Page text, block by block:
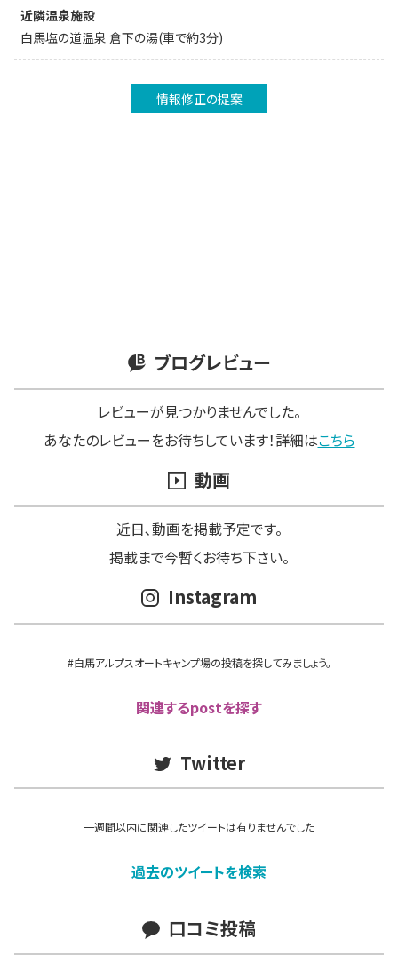
近隣温泉施設
白馬塩の道温泉 倉下の湯(車で約3分)
情報修正の提案
ブログレビュー
レビューが見つかりませんでした。
あなたのレビューをお待ちしています！詳細はこちら
動画
近日､動画を掲載予定です。
掲載まで今暫くお待ち下さい。
Instagram
#白馬アルプスオートキャンプ場の投稿を探してみましょう。
関連するpostを探す
Twitter
一週間以内に関連したツイートは有りませんでした
過去のツイートを検索
口コミ投稿